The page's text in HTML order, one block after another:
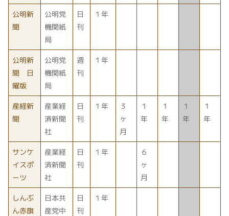
公明新
聞
公明党
機関紙
局
日
刊
１年
公明新
聞 日
曜版
公明党
機関紙
局
週
刊
１年
産経新
聞
産業経
済新聞
社
日
刊
１年
３
ヶ
月
１
年
１
年
１
年
１
年
サンケ
イスポ
ーツ
産業経
済新聞
社
日
刊
１年
６
ヶ
月
しんぶ
ん赤旗
日本共
産党中
日
刊
１年